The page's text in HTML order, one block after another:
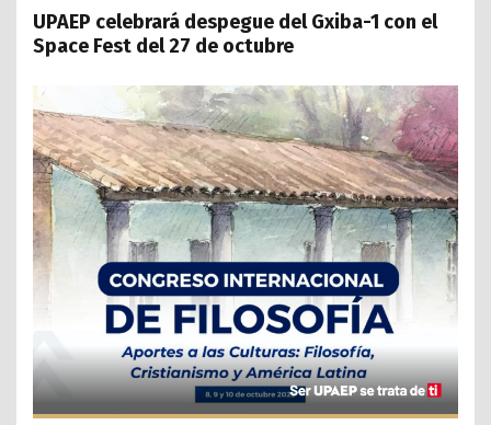
UPAEP celebrará despegue del Gxiba-1 con el
Space Fest del 27 de octubre